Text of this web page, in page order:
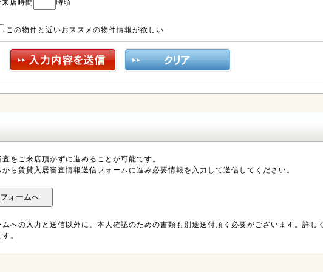
来店時間 時頃
この物件と近いおススメの物件情報が欲しい
をご来店頂かずに進めることが可能です。
ら賃貸入居審査情報送信フォームに進み必要情報を入力して送信してください。
への入力と送信以外に、本人確認のための書類も別途送付頂く必要がございます。詳し
。